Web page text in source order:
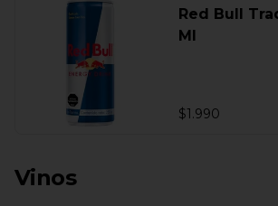
Red Bull
Ml
$1.990
Vinos